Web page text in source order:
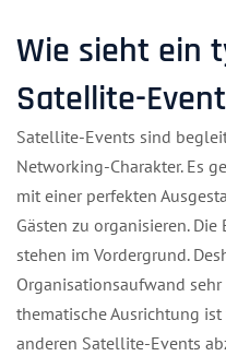
Wie sieht ein
Satellite-
Satellite-Events sind
Networking-Charakter. Es
mit einer perfekten
Gästen zu organisieren.
stehen im Vordergrund.
Organisationsaufwand
thematische Ausrichtung
anderen Satellite-Events